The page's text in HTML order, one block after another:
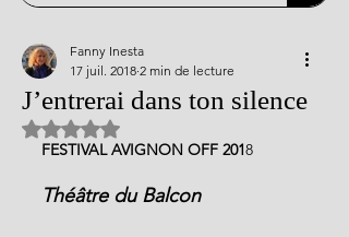
J’entrerai dans ton silence
Fanny Inesta
17 juil. 2018 2 min de lecture
Noté NaN étoiles sur 5.
FESTIVAL AVIGNON OFF 2018
Théâtre du Balcon